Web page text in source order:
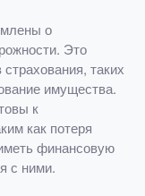
о
Это
таких
имущества.
к
как потеря
финансовую
с ними.